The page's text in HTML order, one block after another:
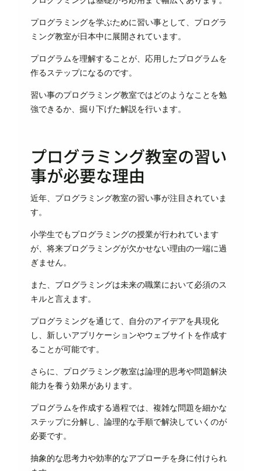
プログラミングを学ぶために習い事として、プログラ
ミング教室が日本中に展開されています。
プログラムを理解することが、応用したプログラムを
作るステップになるのです。
習い事のプログラミング教室ではどのようなことを勉
強できるか、掘り下げた解説を行います。
プログラミング教室の習い
事が必要な理由
近年、プログラミング教室の習い事が注目されていま
す。
小学生でもプログラミングの授業が行われています
が、将来プログラミングが欠かせない理由の一端に過
ぎません。
また、プログラミングは未来の職業において必須のス
キルと言えます。
プログラミングを通じて、自分のアイデアを具現化
し、新しいアプリケーションやウェブサイトを作成す
ることが可能です。
さらに、プログラミング教室は論理的思考や問題解決
能力を養う効果があります。
プログラムを作成する過程では、複雑な問題を細かな
ステップに分解し、論理的な手順で解決していくのが
必要です。
抽象的な思考力や効率的なアプローチを身に付けられ